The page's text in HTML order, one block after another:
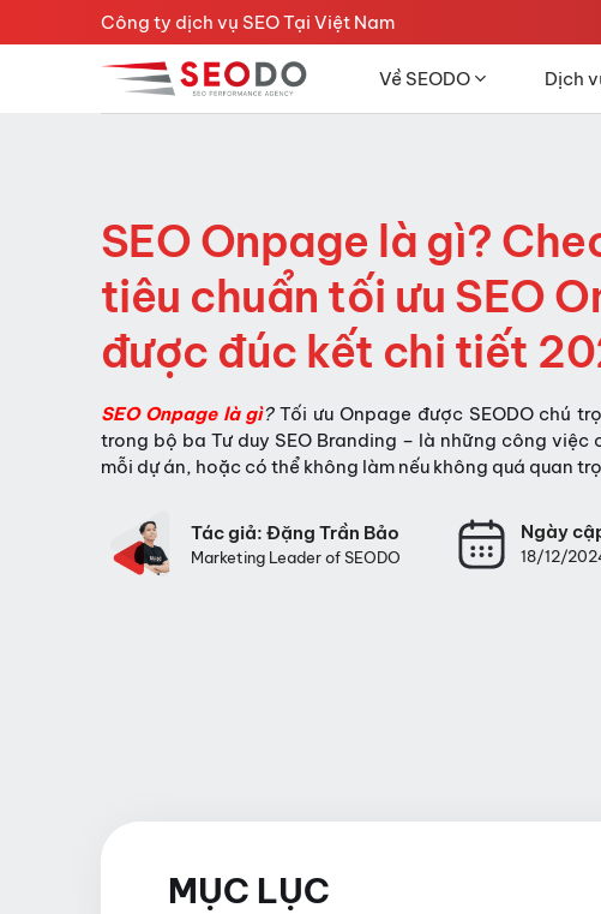
đến
Công ty dịch vụ SEO Tại Việt Nam
Về SEODO Dịch
SEO Onpage là gì?
tiêu chuẩn tối ưu SEO
được đúc kết chi tiết
SEO Onpage là gì?Tối ưu Onpage được SEODO chú
trong bộ ba Tư duy SEO Branding – là những công việc
mỗi dự án, hoặc có thể không làm nếu không quá quan
Tác giả: Đặng Trần Bảo
Marketing Leader of SEODO
Ngày
18/12/
MỤC LỤC